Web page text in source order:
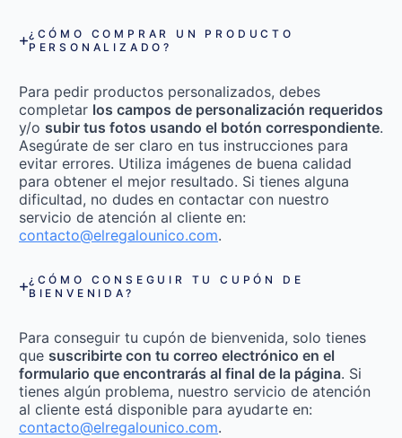
¿CÓMO COMPRAR UN PRODUCTO
PERSONALIZADO?
Para pedir productos personalizados, debes
completar los campos de personalización requeridos
y/o subir tus fotos usando el botón correspondiente.
Asegúrate de ser claro en tus instrucciones para
evitar errores. Utiliza imágenes de buena calidad
para obtener el mejor resultado. Si tienes alguna
dificultad, no dudes en contactar con nuestro
servicio de atención al cliente en:
contacto@elregalounico.com.
¿CÓMO CONSEGUIR TU CUPÓN DE
BIENVENIDA?
Para conseguir tu cupón de bienvenida, solo tienes
que suscribirte con tu correo electrónico en el
formulario que encontrarás al final de la página. Si
tienes algún problema, nuestro servicio de atención
al cliente está disponible para ayudarte en:
contacto@elregalounico.com.